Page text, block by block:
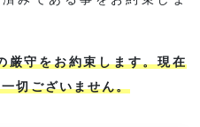
厳守をお約束します。現在
切ございません。